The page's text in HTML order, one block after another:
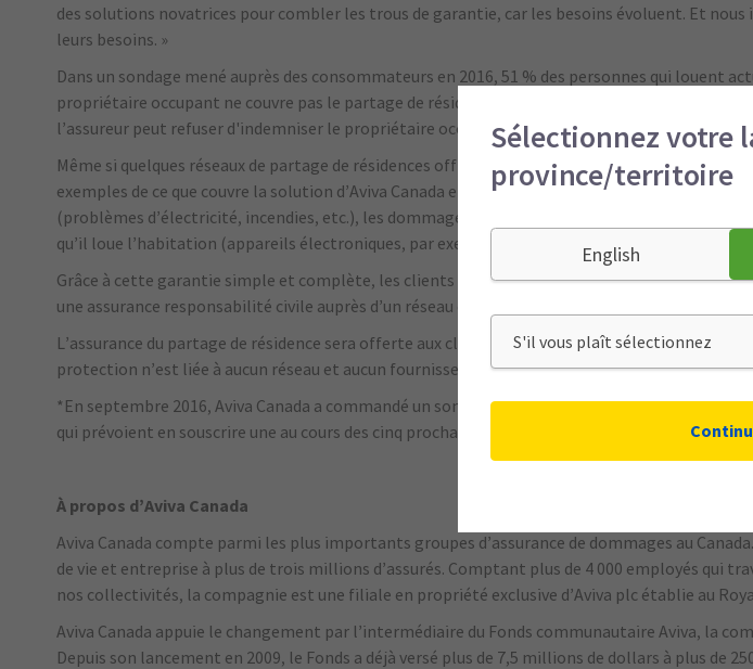
des solutions novatrices pour combler les trous de garantie, car les besoins évoluent. Et
leurs besoins. »
Dans un sondage mené auprès des consommateurs en 2016, 51 % des personnes qui
propriétaire occupant ne couvre pas le partage de résidence, ce qui met au jour un important
l’assureur peut refuser d'indemniser le propriétaire occupant ou, pire, annuler sa police
Même si quelques réseaux de partage de résidences offrent automatiquement une certaine
exemples de ce que couvre la solution d’Aviva Canada et que ne couvrent pas les réseaux
(problèmes d’électricité, incendies, etc.), les dommages aux bâtiments, les dommages aux
qu’il loue l’habitation (appareils électroniques, par exemple).
Grâce à cette garantie simple et complète, les clients bénéficieront du soutien d’Aviva
une assurance responsabilité civile auprès d’un réseau de location ni à exiger une telle
L’assurance du partage de résidence sera offerte aux clients d’Aviva, y compris les
protection n’est liée à aucun réseau et aucun fournisseur de services de partage de résidences.
*En septembre 2016, Aviva Canada a commandé un sondage ciblé auprès de plus de 2 000
qui prévoient en souscrire une au cours des cinq prochaines années.
À propos d’Aviva Canada
Aviva Canada compte parmi les plus importants groupes d’assurance de dommages au
de vie et entreprise à plus de trois millions d’assurés. Comptant plus de 4 000 employés qui
nos collectivités, la compagnie est une filiale en propriété exclusive d’Aviva plc établie au
Aviva Canada appuie le changement par l’intermédiaire du Fonds communautaire Aviva, la
Depuis son lancement en 2009, le Fonds a déjà versé plus de 7,5 millions de dollars à plus
Sélectionnez votre
province/territoire
English